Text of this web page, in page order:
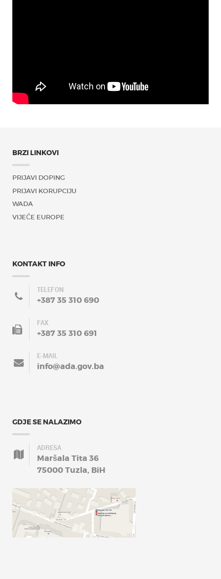
BRZI LINKOVI
PRIJAVI DOPING
PRIJAVI KORUPCIJU
WADA
VIJEĆE EUROPE
KONTAKT INFO
TELEFON
+387 35 310 690
FAX
+387 35 310 691
E-MAIL
info@ada.gov.ba
GDJE SE NALAZIMO
ADRESA
Maršala Tita 36
75000 Tuzla, BiH